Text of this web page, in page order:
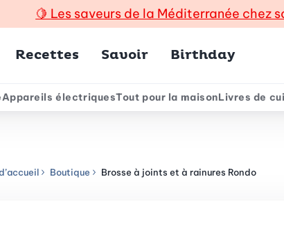
🍋 Les saveurs de la Méditerranée chez
Recettes Savoir Birthday
Appareils électriquesTout pour la maisonLivres de
Boutique Brosse à joints et à rainures Rondo